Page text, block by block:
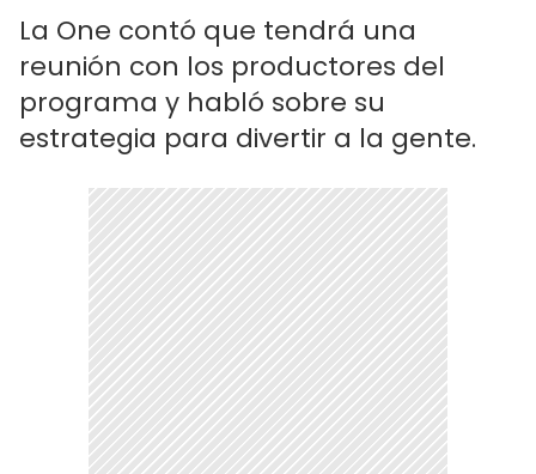
La One contó que tendrá una
reunión con los productores del
programa y habló sobre su
estrategia para divertir a la gente.